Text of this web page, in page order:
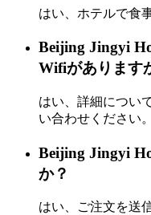
はい、ホテルで食
Beijing Jingyi
Wifiがあります
はい、詳細につい
い合わせください。
Beijing Jingyi
か？
はい、ご注文を送